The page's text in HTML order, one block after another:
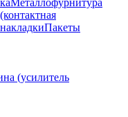
Металлофурнитура
Пакеты
(усилитель